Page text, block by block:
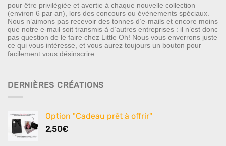
pour être privilégiée et avertie à chaque nouvelle collection
(environ 6 par an), lors des concours ou événements spéciaux.
Nous n’aimons pas recevoir des tonnes d’e-mails et encore moins
que notre e-mail soit transmis à d’autres entreprises : il n’est donc
pas question de le faire chez Little Oh! Nous vous enverrons juste
ce qui vous intéresse, et vous aurez toujours un bouton pour
facilement vous désinscrire.
DERNIÈRES CRÉATIONS
Option "Cadeau prêt à offrir"
2,50€